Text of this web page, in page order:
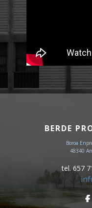
BERDE
Boroa
48340
tel. 657